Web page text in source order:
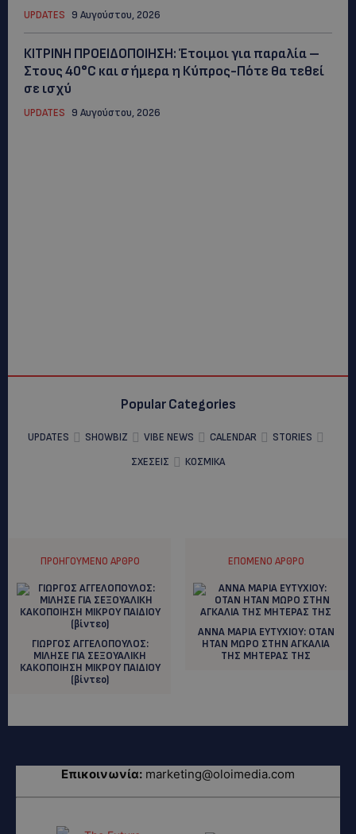
UPDATES 9 Αυγούστου, 2026
ΚΙΤΡΙΝΗ ΠΡΟΕΙΔΟΠΟΙΗΣΗ: Έτοιμοι για παραλία –
Στους 40°C και σήμερα η Κύπρος-Πότε θα τεθεί
σε ισχύ
UPDATES 9 Αυγούστου, 2026
Popular Categories
UPDATES SHOWBIZ VIBE NEWS CALENDAR
STORIES
ΣΧΕΣΕΙΣ
ΚΟΣΜΙΚΑ
ΠΡΟΗΓΟΎΜΕΝΟ ΆΡΘΡΟ
ΓΙΩΡΓΟΣ ΑΓΓΕΛΟΠΟΥΛΟΣ:
ΜΙΛΗΣΕ ΓΙΑ ΣΕΞΟΥΑΛΙΚΗ
ΚΑΚΟΠΟΙΗΣΗ ΜΙΚΡΟΥ ΠΑΙΔΙΟΥ
(βίντεο)
ΕΠΌΜΕΝΟ ΆΡΘΡΟ
ANNA MAΡΙΑ ΕΥΤΥΧΙΟΥ: ΟΤΑΝ
ΗΤΑΝ ΜΩΡΟ ΣΤΗΝ ΑΓΚΑΛΙΑ
ΤΗΣ ΜΗΤΕΡΑΣ ΤΗΣ
Επικοινωνία: marketing@oloimedia.com